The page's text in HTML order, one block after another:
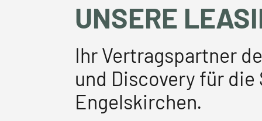
UNSERE
Ihr Vertragspartner
und Discovery für
Engelskirchen.